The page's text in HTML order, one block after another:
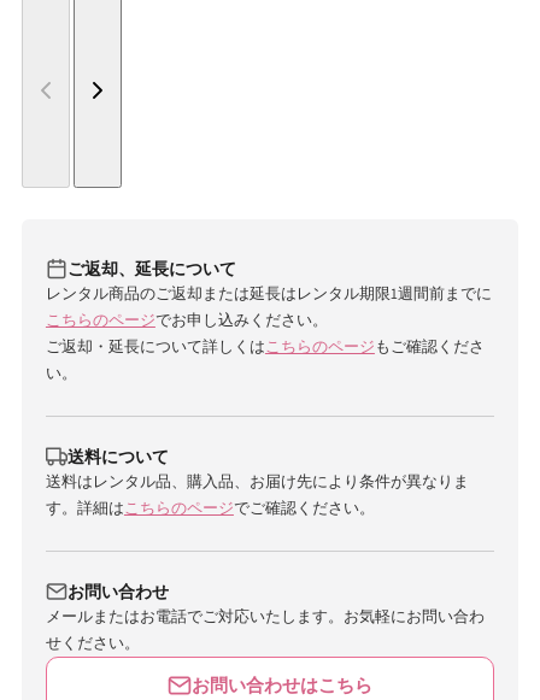
ご返却、延長について
レンタル商品のご返却または延長はレンタル期限1週間前までに
こちらのページでお申し込みください。
ご返却・延長について詳しくはこちらのページもご確認くださ
い。
送料について
送料はレンタル品、購入品、お届け先により条件が異なりま
す。詳細はこちらのページでご確認ください。
お問い合わせ
メールまたはお電話でご対応いたします。お気軽にお問い合わ
せください。
お問い合わせはこちら